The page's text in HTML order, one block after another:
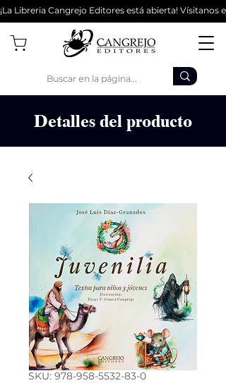
¡La Libreria Cangrejo Editores está abierta! Vísitanos
Detalles del producto
SKU: 978-958-5532-83-0